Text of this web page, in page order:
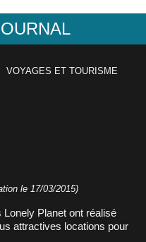
VOYAGES ET TOURISME
le 17/03/2015)
Planet ont réalisé
attractives locations pour